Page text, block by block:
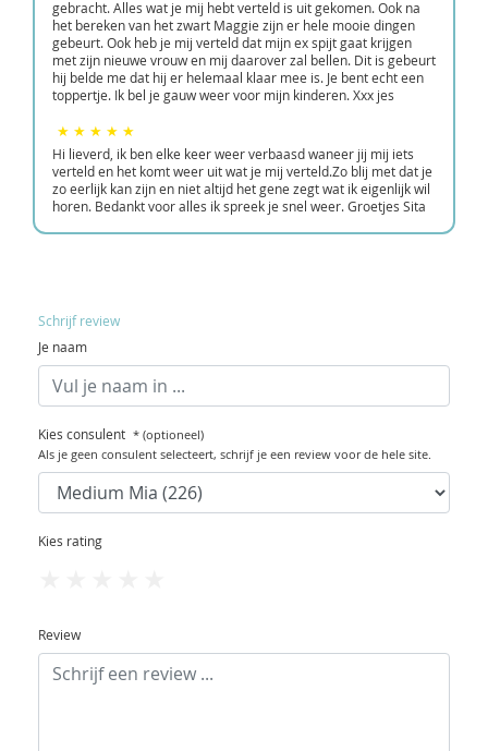
gebracht. Alles wat je mij hebt verteld is uit gekomen. Ook na
het bereken van het zwart Maggie zijn er hele mooie dingen
gebeurt. Ook heb je mij verteld dat mijn ex spijt gaat krijgen
met zijn nieuwe vrouw en mij daarover zal bellen. Dit is gebeurt
hij belde me dat hij er helemaal klaar mee is. Je bent echt een
toppertje. Ik bel je gauw weer voor mijn kinderen. Xxx jes
Hi lieverd, ik ben elke keer weer verbaasd waneer jij mij iets
verteld en het komt weer uit wat je mij verteld.Zo blij met dat je
zo eerlijk kan zijn en niet altijd het gene zegt wat ik eigenlijk wil
horen. Bedankt voor alles ik spreek je snel weer. Groetjes Sita
Schrijf review
Je naam
Kies consulent * (optioneel)
Als je geen consulent selecteert, schrijf je een review voor de hele site.
Kies rating
Review